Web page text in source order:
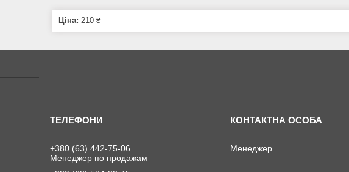
Ціна: 210 ₴
+380 (63) 442-75-06
Менеджер по продажам
Менеджер